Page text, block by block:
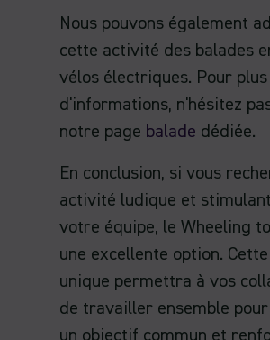
Nous pouvons également
cette activité des balades
vélos électriques. Pour plus
d'informations, n'hésitez
notre page balade dédiée.
En conclusion, si vous
activité ludique et
votre équipe, le Wheeling
une excellente option.
unique permettra à vos
de travailler ensemble
un objectif commun et